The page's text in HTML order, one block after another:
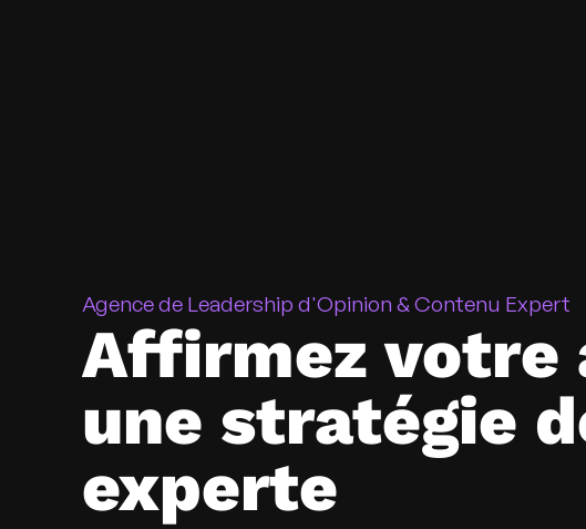
Agence de Leadership d'Opinion & Contenu Expert
Affirmez votre
une stratégie
experte